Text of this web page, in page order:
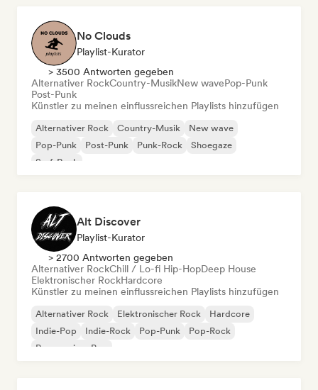
No Clouds
Playlist-Kurator
> 3500 Antworten gegeben
Alternativer RockCountry-MusikNew wavePop-Punk
Post-Punk
Künstler zu meinen einflussreichen Playlists hinzufügen
Alternativer Rock Country-Musik
New wave
Pop-Punk
Post-Punk Punk-Rock
Shoegaze
Surf-Rock
Alt Discover
Playlist-Kurator
> 2700 Antworten gegeben
Alternativer RockChill / Lo-fi Hip-HopDeep House
Elektronischer RockHardcore
Künstler zu meinen einflussreichen Playlists hinzufügen
Alternativer Rock Elektronischer Rock
Hardcore
Indie-Pop
Indie-Rock Pop-Punk
Pop-Rock
Progressiver Pop